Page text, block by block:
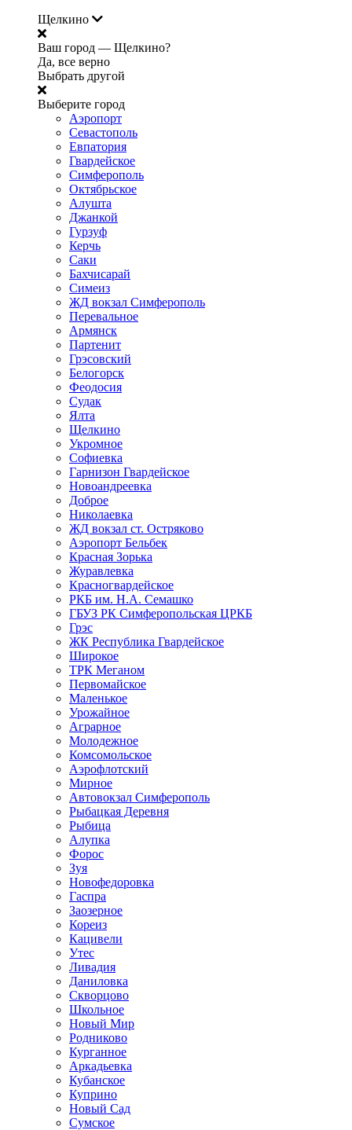
Щелкино
Ваш город — Щелкино?
Да, все верно
Выбрать другой
Выберите город
Аэропорт
Севастополь
Евпатория
Гвардейское
Симферополь
Октябрьское
Алушта
Джанкой
Гурзуф
Керчь
Саки
Бахчисарай
Симеиз
ЖД вокзал Симферополь
Перевальное
Армянск
Партенит
Грэсовский
Белогорск
Феодосия
Судак
Ялта
Щелкино
Укромное
Софиевка
Гарнизон Гвардейское
Новоандреевка
Доброе
Николаевка
ЖД вокзал ст. Остряково
Аэропорт Бельбек
Красная Зорька
Журавлевка
Красногвардейское
РКБ им. Н.А. Семашко
ГБУЗ РК Симферопольская ЦРКБ
Грэс
ЖК Республика Гвардейское
Широкое
ТРК Меганом
Первомайское
Маленькое
Урожайное
Аграрное
Молодежное
Комсомольское
Аэрофлотский
Мирное
Автовокзал Симферополь
Рыбацкая Деревня
Рыбица
Алупка
Форос
Зуя
Новофедоровка
Гаспра
Заозерное
Кореиз
Кацивели
Утес
Ливадия
Даниловка
Скворцово
Школьное
Новый Мир
Родниково
Курганное
Аркадьевка
Кубанское
Куприно
Новый Сад
Сумское